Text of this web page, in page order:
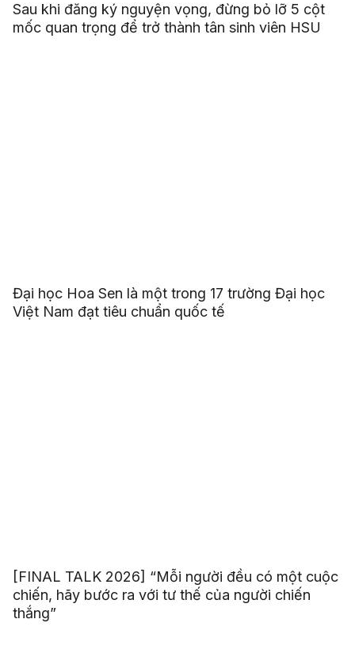
Sau khi đăng ký nguyện vọng, đừng bỏ lỡ 5 cột
mốc quan trọng để trở thành tân sinh viên HSU
Đại học Hoa Sen là một trong 17 trường Đại học
Việt Nam đạt tiêu chuẩn quốc tế
[FINAL TALK 2026] “Mỗi người đều có một cuộc
chiến, hãy bước ra với tư thế của người chiến
thắng”